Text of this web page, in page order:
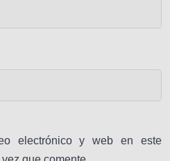
electrónico y web en este